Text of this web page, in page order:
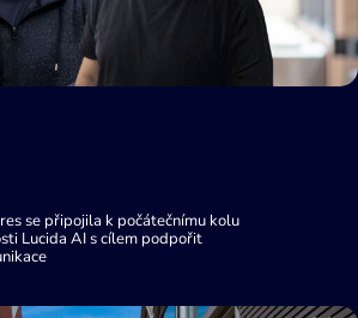
se připojila k počátečnímu kolu
Lucida AI s cílem podpořit